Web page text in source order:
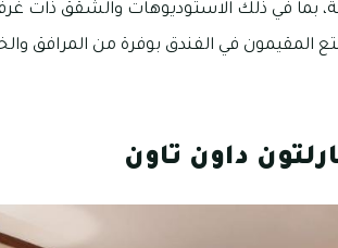
سكنية متنوعة، بما في ذلك الاستوديوهات والشقق
المقيمون في الفندق بوفرة من المرافق
داون تاون